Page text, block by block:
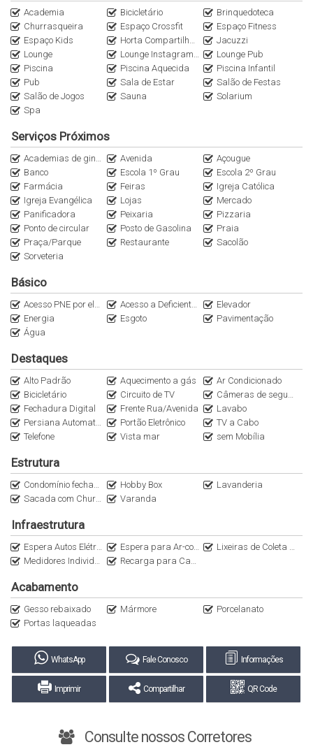
✔ Ambientes amplos e modernos
✔ HomeBox
✨ Lazer e comodidades completas do empreendimento:
✔ Piscina adulto
✔ Piscina aquecida
✔ Piscina infantil
✔ Sala de jogos
✔ Brinquedoteca
✔ Espaço pet
✔ Quiosques com churrasqueiras
✔ Bicicletas para uso dos moradores
✔ Espaço coworking/escritório
✔ Carregador para veículos elétricos
✔ Áreas comuns entregues mobiliadas, decoradas e equipadas
OATLANTIS HOME CLUBoferece a combinação perfeita entre
qualidade de vida, exclusividade e contato com a natureza, em
uma das regiões mais desejadas do litoral catarinense.
📞 Entre em contato e agende sua visita. Venha conhecer seu
novo lar na Praia Grande, com vista para o mar e uma estrutura
completa para toda a família!
Academia Bicicletário
Brinquedoteca
Churrasqueira
Espaço Crossfit
Espaço Fitness
Espaço Kids
Horta Compartilhada
Jacuzzi
Lounge
Lounge Instagramável
Lounge Pub
Piscina
Piscina Aquecida
Piscina Infantil
Pub
Sala de Estar
Salão de Festas
Salão de Jogos
Sauna
Solarium
Spa
Serviços Próximos
Academias de ginástica Avenida
Açougue
Banco
Escola 1º Grau
Escola 2º Grau
Farmácia
Feiras
Igreja Católica
Igreja Evangélica
Lojas
Mercado
Panificadora
Peixaria
Pizzaria
Ponto de circular
Posto de Gasolina
Praia
Praça/Parque
Restaurante
Sacolão
Sorveteria
Básico
Acesso PNE por elevação Acesso a Deficientes
Elevador
Energia
Esgoto
Pavimentação
Água
Destaques
Alto Padrão Aquecimento a gás
Ar Condicionado
Bicicletário
Circuito de TV
Câmeras de segurança
Fechadura Digital
Frente Rua/Avenida
Lavabo
Persiana Automatizada
Portão Eletrônico
TV a Cabo
Telefone
Vista mar sem Mobília
Estrutura
Condomínio fechado Hobby Box
Lavanderia
Sacada com Churrasqueira a Carvão
Varanda
Infraestrutura
Espera Autos Elétricos Espera para Ar-condicionado Split
Lixeiras de Coleta Seletiva
Medidores Individuais
Recarga para Carro Elétrico
Acabamento
Gesso rebaixado Mármore
Porcelanato
Portas laqueadas
WhatsApp Fale Conosco Informações
Imprimir Compartilhar QR Code
Consulte nossos Corretores